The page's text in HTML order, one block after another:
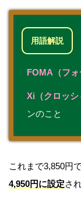
用語解説
FOMA（フォ
Xi（クロッシ
ンのこと
これまで3,850円
4,950円に設定さ